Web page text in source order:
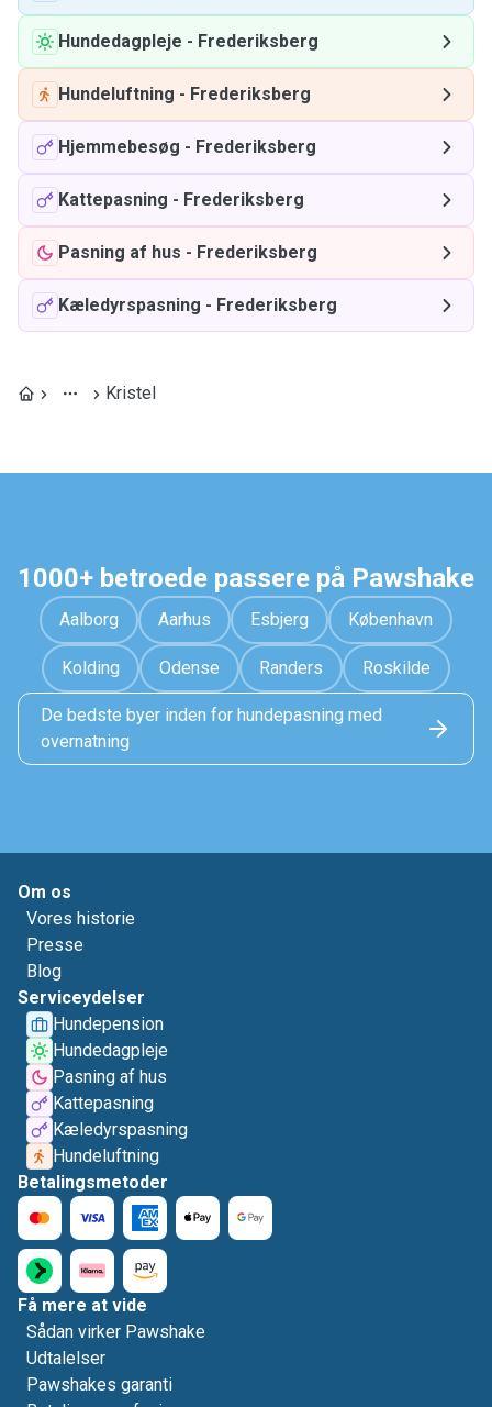
Hundedagpleje - Frederiksberg
Hundeluftning - Frederiksberg
Hjemmebesøg - Frederiksberg
Kattepasning - Frederiksberg
Pasning af hus - Frederiksberg
Kæledyrspasning - Frederiksberg
Kristel
1000+ betroede passere på Pawshake
Aalborg Aarhus Esbjerg København
Kolding Odense Randers Roskilde
De bedste byer inden for hundepasning med
overnatning
Om os
Vores historie
Presse
Blog
Serviceydelser
Hundepension
Hundedagpleje
Pasning af hus
Kattepasning
Kæledyrspasning
Hundeluftning
Betalingsmetoder
Få mere at vide
Sådan virker Pawshake
Udtalelser
Pawshakes garanti